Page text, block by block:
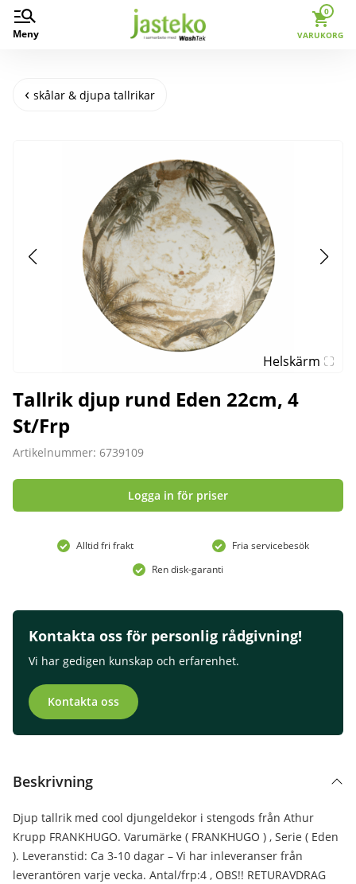
Meny
0
VARUKORG
skålar & djupa tallrikar
Helskärm
Tallrik djup rund Eden 22cm, 4
St/Frp
Artikelnummer: 6739109
Logga in för priser
Alltid fri frakt
Fria servicebesök
Ren disk-garanti
Kontakta oss för personlig rådgivning!
Vi har gedigen kunskap och erfarenhet.
Kontakta oss
Beskrivning
Djup tallrik med cool djungeldekor i stengods från Athur
Krupp FRANKHUGO. Varumärke ( FRANKHUGO ) , Serie ( Eden
). Leveranstid: Ca 3-10 dagar – Vi har inleveranser från
leverantören varje vecka. Antal/frp:4 , OBS!! RETURAVDRAG